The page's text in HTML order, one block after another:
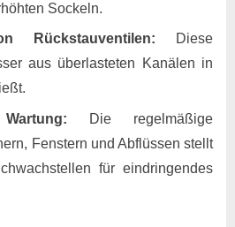
Sockeln.
Rückstauventilen: Diese
aus überlasteten Kanälen in
Die regelmäßige
Fenstern und Abflüssen stellt
für eindringendes